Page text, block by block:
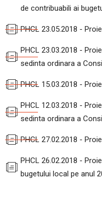
de contribuabili ai
PHCL 23.05.2018 -
PHCL 23.03.2018 -
sedinta ordinara a
PHCL 15.03.2018 -
PHCL 12.03.2018 -
sedinta ordinara a
PHCL 27.02.2018 -
PHCL 26.02.2018 -
bugetului local pe anul